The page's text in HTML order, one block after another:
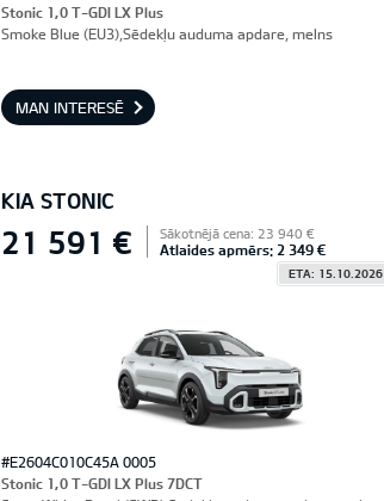
Stonic 1,0 T-GDI LX Plus
Smoke Blue (EU3),Sēdekļu auduma apdare, melns
MAN INTERESĒ
KIA STONIC
21 591 € Sākotnējā cena: 23 940 €
Atlaides apmērs: 2 349 €
ETA: 15.10.2026
#E2604C010C45A 0005
Stonic 1,0 T-GDI LX Plus 7DCT